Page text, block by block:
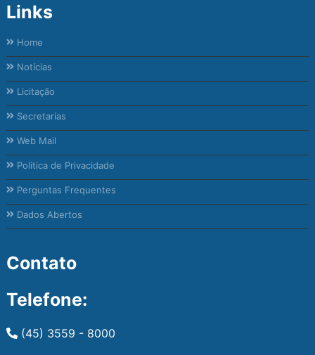
Links
Home
Notícias
Licitação
Secretarias
Web Mail
Política de Privacidade
Perguntas Frequentes
Dados Abertos
Contato
Telefone:
(45) 3559 - 8000